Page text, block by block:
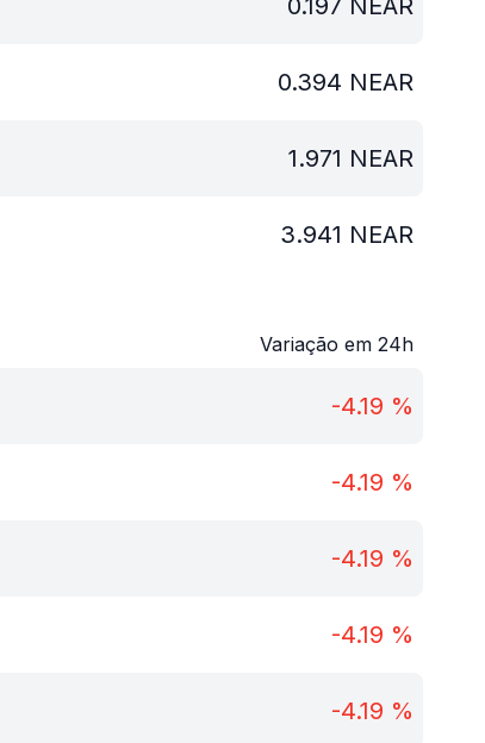
0.197 NEAR
0.394 NEAR
1.971 NEAR
3.941 NEAR
Variação em 24h
-4.19 %
-4.19 %
-4.19 %
-4.19 %
-4.19 %